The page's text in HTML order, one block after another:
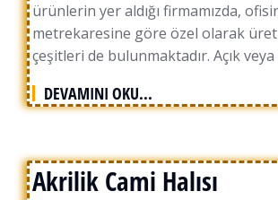
ürünlerin yer aldığı firmamızda,
metrekaresine göre özel olarak
çeşitleri de bulunmaktadır. Açık
DEVAMINI OKU...
Akrilik Cami Halısı